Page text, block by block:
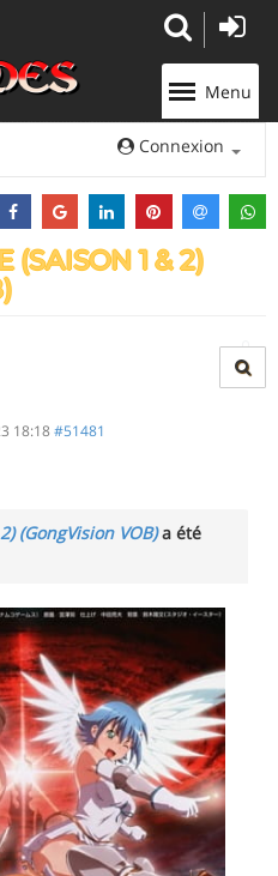
Menu
Connexion
(SAISON 1 & 2)
18:18#51481
(GongVision VOB)a été